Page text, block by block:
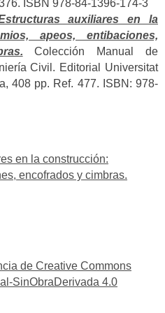
ISBN 978-84-1396-174-3
auxiliares en la
apeos, entibaciones,
Colección Manual de
Civil. Editorial Universitat
408 pp. Ref. 477. ISBN: 978-
en la construcción:
encofrados y cimbras.
de Creative Commons
SinObraDerivada 4.0